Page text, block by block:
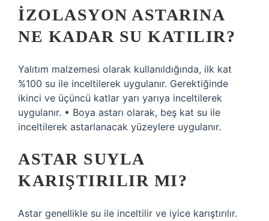
İZOLASYON ASTARINA
NE KADAR SU KATILIR?
Yalıtım malzemesi olarak kullanıldığında, ilk kat
%100 su ile inceltilerek uygulanır. Gerektiğinde
ikinci ve üçüncü katlar yarı yarıya inceltilerek
uygulanır. • Boya astarı olarak, beş kat su ile
inceltilerek astarlanacak yüzeylere uygulanır.
ASTAR SUYLA
KARIŞTIRILIR MI?
Astar genellikle su ile inceltilir ve iyice karıştırılır.